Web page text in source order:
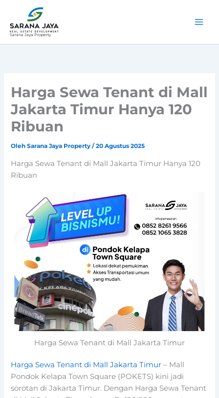
konten
Sarana Jaya Property
Harga Sewa Tenant di Mall
Jakarta Timur Hanya 120
Ribuan
OlehSarana Jaya Property/20 Agustus 2025
Harga Sewa Tenant di Mall Jakarta Timur Hanya 120
Ribuan
Harga Sewa Tenant di Mall Jakarta Timur
Harga Sewa Tenant di Mall Jakarta Timur – Mall
Pondok Kelapa Town Square (POKETS) kini jadi
sorotan di Jakarta Timur. Dengan Harga Sewa Tenant